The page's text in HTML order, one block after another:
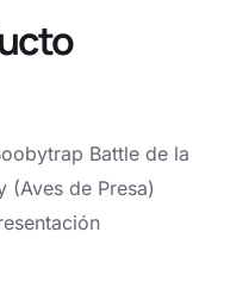
Battle de la
(Aves de Presa)